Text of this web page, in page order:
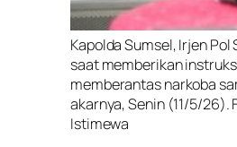
Kapolda Sumsel, Irjen Pol
saat memberikan
memberantas narkoba
akarnya, Senin (11/5/26).
Istimewa